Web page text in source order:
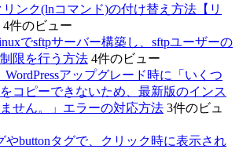
ンク(lnコマンド)の付け替え方法【リ
4件のビュー
でsftpサーバー構築し、sftpユーザーの
限を行う方法 4件のビュー
WordPressアップグレード時に「いくつ
コピーできないため、最新版のインス
せん。」エラーの対応方法 3件のビュ
やbuttonタグで、クリック時に表示され